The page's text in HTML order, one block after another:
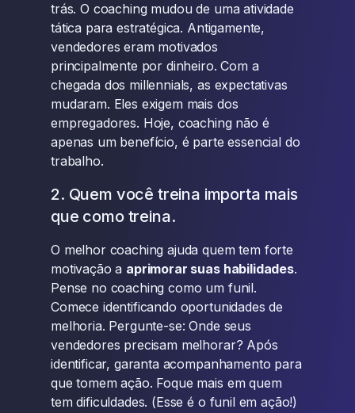
trás. O coaching mudou de uma atividade
tática para estratégica. Antigamente,
vendedores eram motivados
principalmente por dinheiro. Com a
chegada dos millennials, as expectativas
mudaram. Eles exigem mais dos
empregadores. Hoje, coaching não é
apenas um benefício, é parte essencial do
trabalho.
2. Quem você treina importa mais
que como treina.
O melhor coaching ajuda quem tem forte
motivação a aprimorar suas habilidades.
Pense no coaching como um funil.
Comece identificando oportunidades de
melhoria. Pergunte-se: Onde seus
vendedores precisam melhorar? Após
identificar, garanta acompanhamento para
que tomem ação. Foque mais em quem
tem dificuldades. (Esse é o funil em ação!)